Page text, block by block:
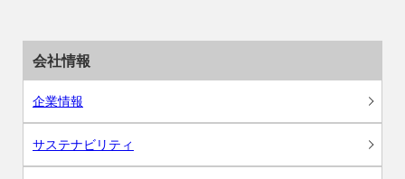
会社情報
企業情報
サステナビリティ